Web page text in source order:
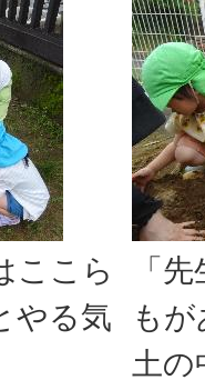
ここら
やる気
「
も
土の